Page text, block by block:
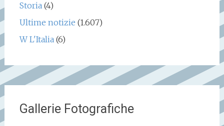
Storia(4)
Ultime notizie (1.607)
W L'Italia(6)
Gallerie Fotografiche